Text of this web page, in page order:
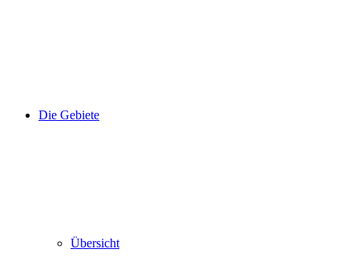
Die Gebiete
Übersicht